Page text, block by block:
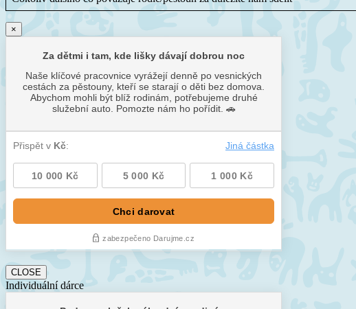
×
CLOSE
Individuální dárce